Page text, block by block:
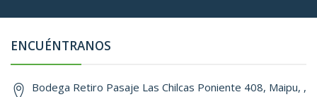
ENCUÉNTRANOS
Bodega Retiro Pasaje Las Chilcas Poniente 408, Maipu, ,